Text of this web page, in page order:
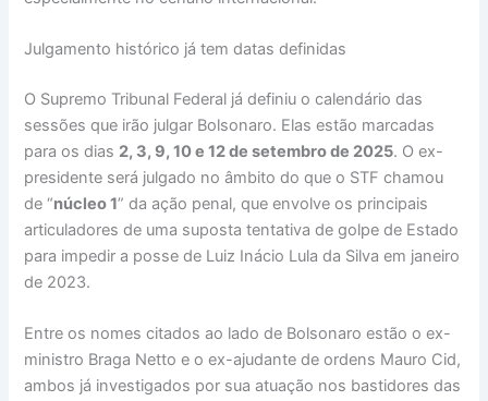
Julgamento histórico já tem datas definidas
O Supremo Tribunal Federal já definiu o calendário das
sessões que irão julgar Bolsonaro. Elas estão marcadas
para os dias 2, 3, 9, 10 e 12 de setembro de 2025. O ex-
presidente será julgado no âmbito do que o STF chamou
de “núcleo 1” da ação penal, que envolve os principais
articuladores de uma suposta tentativa de golpe de Estado
para impedir a posse de Luiz Inácio Lula da Silva em janeiro
de 2023.
Entre os nomes citados ao lado de Bolsonaro estão o ex-
ministro Braga Netto e o ex-ajudante de ordens Mauro Cid,
ambos já investigados por sua atuação nos bastidores das